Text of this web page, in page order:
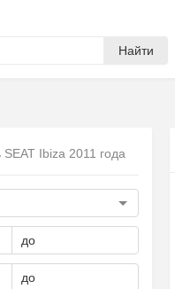
Найти
SEAT Ibiza 2011 года
до
до